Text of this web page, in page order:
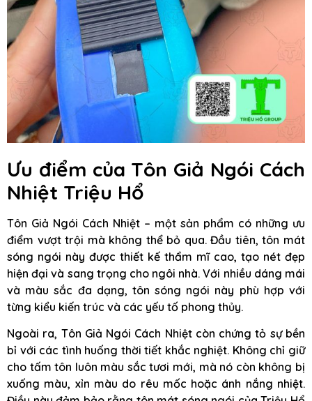
Ưu điểm của Tôn Giả Ngói Cách
Nhiệt Triệu Hổ
Tôn Giả Ngói Cách Nhiệt – một sản phẩm có những ưu
điểm vượt trội mà không thể bỏ qua. Đầu tiên, tôn mát
sóng ngói này được thiết kế thẩm mĩ cao, tạo nét đẹp
hiện đại và sang trọng cho ngôi nhà. Với nhiều dáng mái
và màu sắc đa dạng, tôn sóng ngói này phù hợp với
từng kiểu kiến trúc và các yếu tố phong thủy.
Ngoài ra, Tôn Giả Ngói Cách Nhiệt còn chứng tỏ sự bền
bỉ với các tình huống thời tiết khắc nghiệt. Không chỉ giữ
cho tấm tôn luôn màu sắc tươi mới, mà nó còn không bị
xuống màu, xỉn màu do rêu mốc hoặc ánh nắng nhiệt.